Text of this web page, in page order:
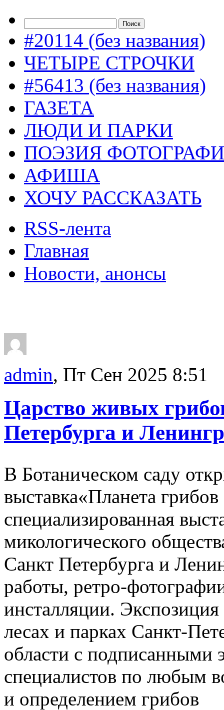
#20114 (без названия)
ЧЕТЫРЕ СТРОЧКИ
#56413 (без названия)
ГАЗЕТА
ЛЮДИ И ПАРКИ
ПОЭЗИЯ
АФИША
ХОЧУ РАССКАЗАТЬ
RSS-лента
Главная
Новости, анонсы
admin, Пт Сен 2025 8:51
Царство живых
Петербурга и
В Ботаническом саду
выставка«Планета
специализированная
микологического
Санкт Петербурга и
работы, ретро-
инсталляции.
лесах и парках Санкт-
области с подписанными
специалистов по любым
и определением грибов